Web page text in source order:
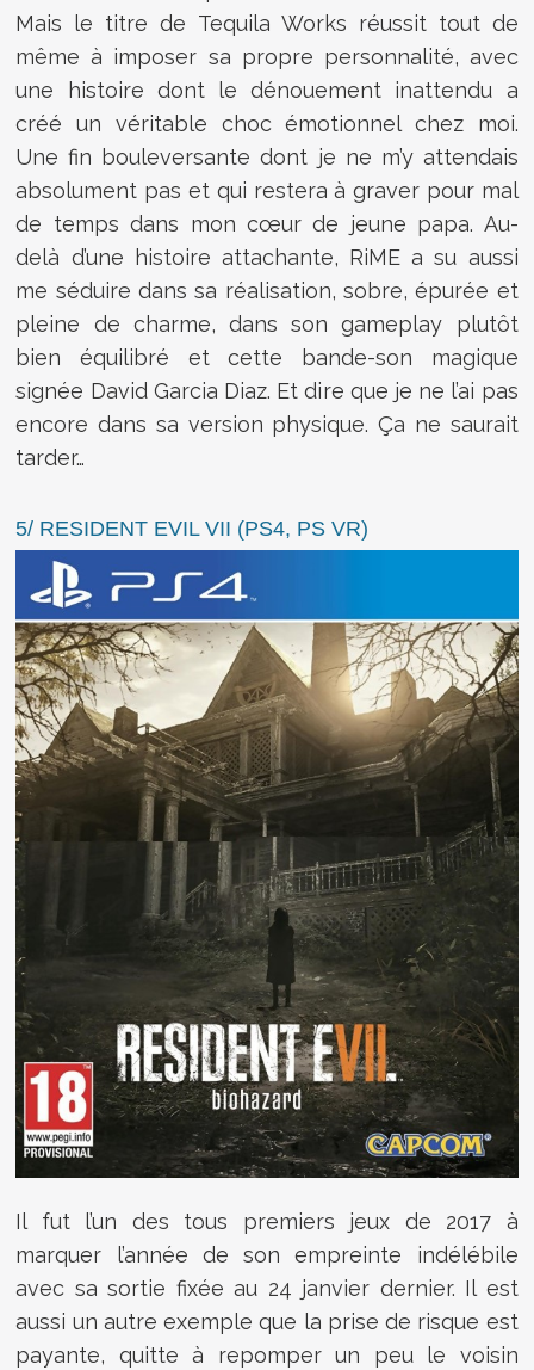
Mais le titre de Tequila Works réussit tout de
même à imposer sa propre personnalité, avec
une histoire dont le dénouement inattendu a
créé un véritable choc émotionnel chez moi.
Une fin bouleversante dont je ne m’y attendais
absolument pas et qui restera à graver pour mal
de temps dans mon cœur de jeune papa. Au-
delà d’une histoire attachante, RiME a su aussi
me séduire dans sa réalisation, sobre, épurée et
pleine de charme, dans son gameplay plutôt
bien équilibré et cette bande-son magique
signée David Garcia Diaz. Et dire que je ne l’ai pas
encore dans sa version physique. Ça ne saurait
tarder…
5/ RESIDENT EVIL VII (PS4, PS VR)
Il fut l’un des tous premiers jeux de 2017 à
marquer l’année de son empreinte indélébile
avec sa sortie fixée au 24 janvier dernier. Il est
aussi un autre exemple que la prise de risque est
payante, quitte à repomper un peu le voisin